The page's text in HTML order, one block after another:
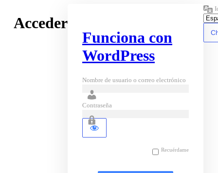
Acceder
Funciona con
WordPress
Nombre de usuario o correo electrónico
Contraseña
Recuérdame